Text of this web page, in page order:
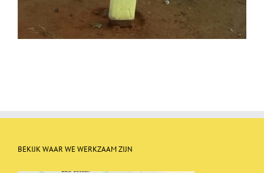
BEKIJK WAAR WE WERKZAAM ZIJN